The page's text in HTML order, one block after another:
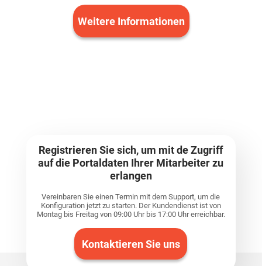
Weitere Informationen
Registrieren Sie sich, um mit de Zugriff
auf die Portaldaten Ihrer Mitarbeiter zu
erlangen
Vereinbaren Sie einen Termin mit dem Support, um die
Konfiguration jetzt zu starten. Der Kundendienst ist von
Montag bis Freitag von 09:00 Uhr bis 17:00 Uhr erreichbar.
Kontaktieren Sie uns